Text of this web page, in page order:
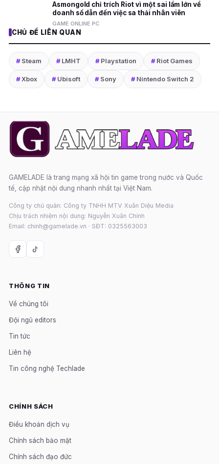
Asmongold chỉ trích Riot vì một sai lầm lớn về
doanh số dẫn đến việc sa thải nhân viên
GAME ONLINE PC
CHỦ ĐỀ LIÊN QUAN
#Steam #LMHT #Playstation #Riot Games
#Xbox #Ubisoft #Sony #Nintendo Switch 2
GAMELADE là trang mạng xã hội tin game trong nước và Quốc
tế, cập nhật nội dung nhanh nhất tại Việt Nam.
Công ty chủ quản: Công ty TNHH MTV Xuân Diệu Media
Chịu trách nhiệm nội dung: Nguyễn Xuân Chính
Email: chinh@gamelade.vn · SĐT: 0325563003
THÔNG TIN
Về chúng tôi
Đội ngũ editors
Tin tức
Liên hệ
Tin công nghệ Techlade
CHÍNH SÁCH
Điều khoản dịch vụ
Chính sách bảo mật
Chính sách đạo đức